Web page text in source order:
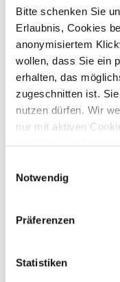
Bitte schenken Sie
Erlaubnis, Cookies
anonymisiertem
wollen, dass Sie ein
erhalten, das
zugeschnitten ist.
nutzen dürfen. Wir
nur mit aktiven
ist. Weitere
Notwendig
Präferenzen
Statistiken
Foto Berg Ehrenburg von